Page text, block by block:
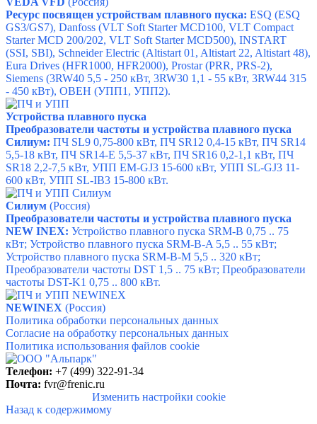
Ресурс посвящен устройствам плавного пуска: ESQ (ESQ
GS3/GS7), Danfoss (VLT Soft Starter MCD100, VLT Compact
Starter MCD 200/202, VLT Soft Starter MCD500), INSTART
(SSI, SBI), Schneider Electric (Altistart 01, Altistart 22, Altistart 48),
Eura Drives (HFR1000, HFR2000), Prostar (PRR, PRS-2),
Siemens (3RW40 5,5 - 250 кВт, 3RW30 1,1 - 55 кВт, 3RW44 315
- 450 кВт), ОВЕН (УПП1, УПП2).
Устройства плавного пуска
Преобразователи частоты и устройства плавного пуска
Силиум: ПЧ SL9 0,75-800 кВт, ПЧ SR12 0,4-15 кВт, ПЧ SR14
5,5-18 кВт, ПЧ SR14-E 5,5-37 кВт, ПЧ SR16 0,2-1,1 кВт, ПЧ
SR18 2,2-7,5 кВт, УПП EM-GJ3 15-600 кВт, УПП SL-GJ3 11-
600 кВт, УПП SL-IB3 15-800 кВт.
Силиум (Россия)
Преобразователи частоты и устройства плавного пуска
NEW INEX: Устройство плавного пуска SRM-B 0,75 .. 75
кВт; Устройство плавного пуска SRM-B-A 5,5 .. 55 кВт;
Устройство плавного пуска SRM-B-M 5,5 .. 320 кВт;
Преобразователи частоты DST 1,5 .. 75 кВт; Преобразователи
частоты DST-K1 0,75 .. 800 кВт.
NEWINEX (Россия)
Политика обработки персональных данных
Согласие на обработку персональных данных
Политика использования файлов cookie
Телефон: +7 (499) 322-91-34
Почта: fvr@frenic.ru
Изменить настройки cookie
Назад к содержимому